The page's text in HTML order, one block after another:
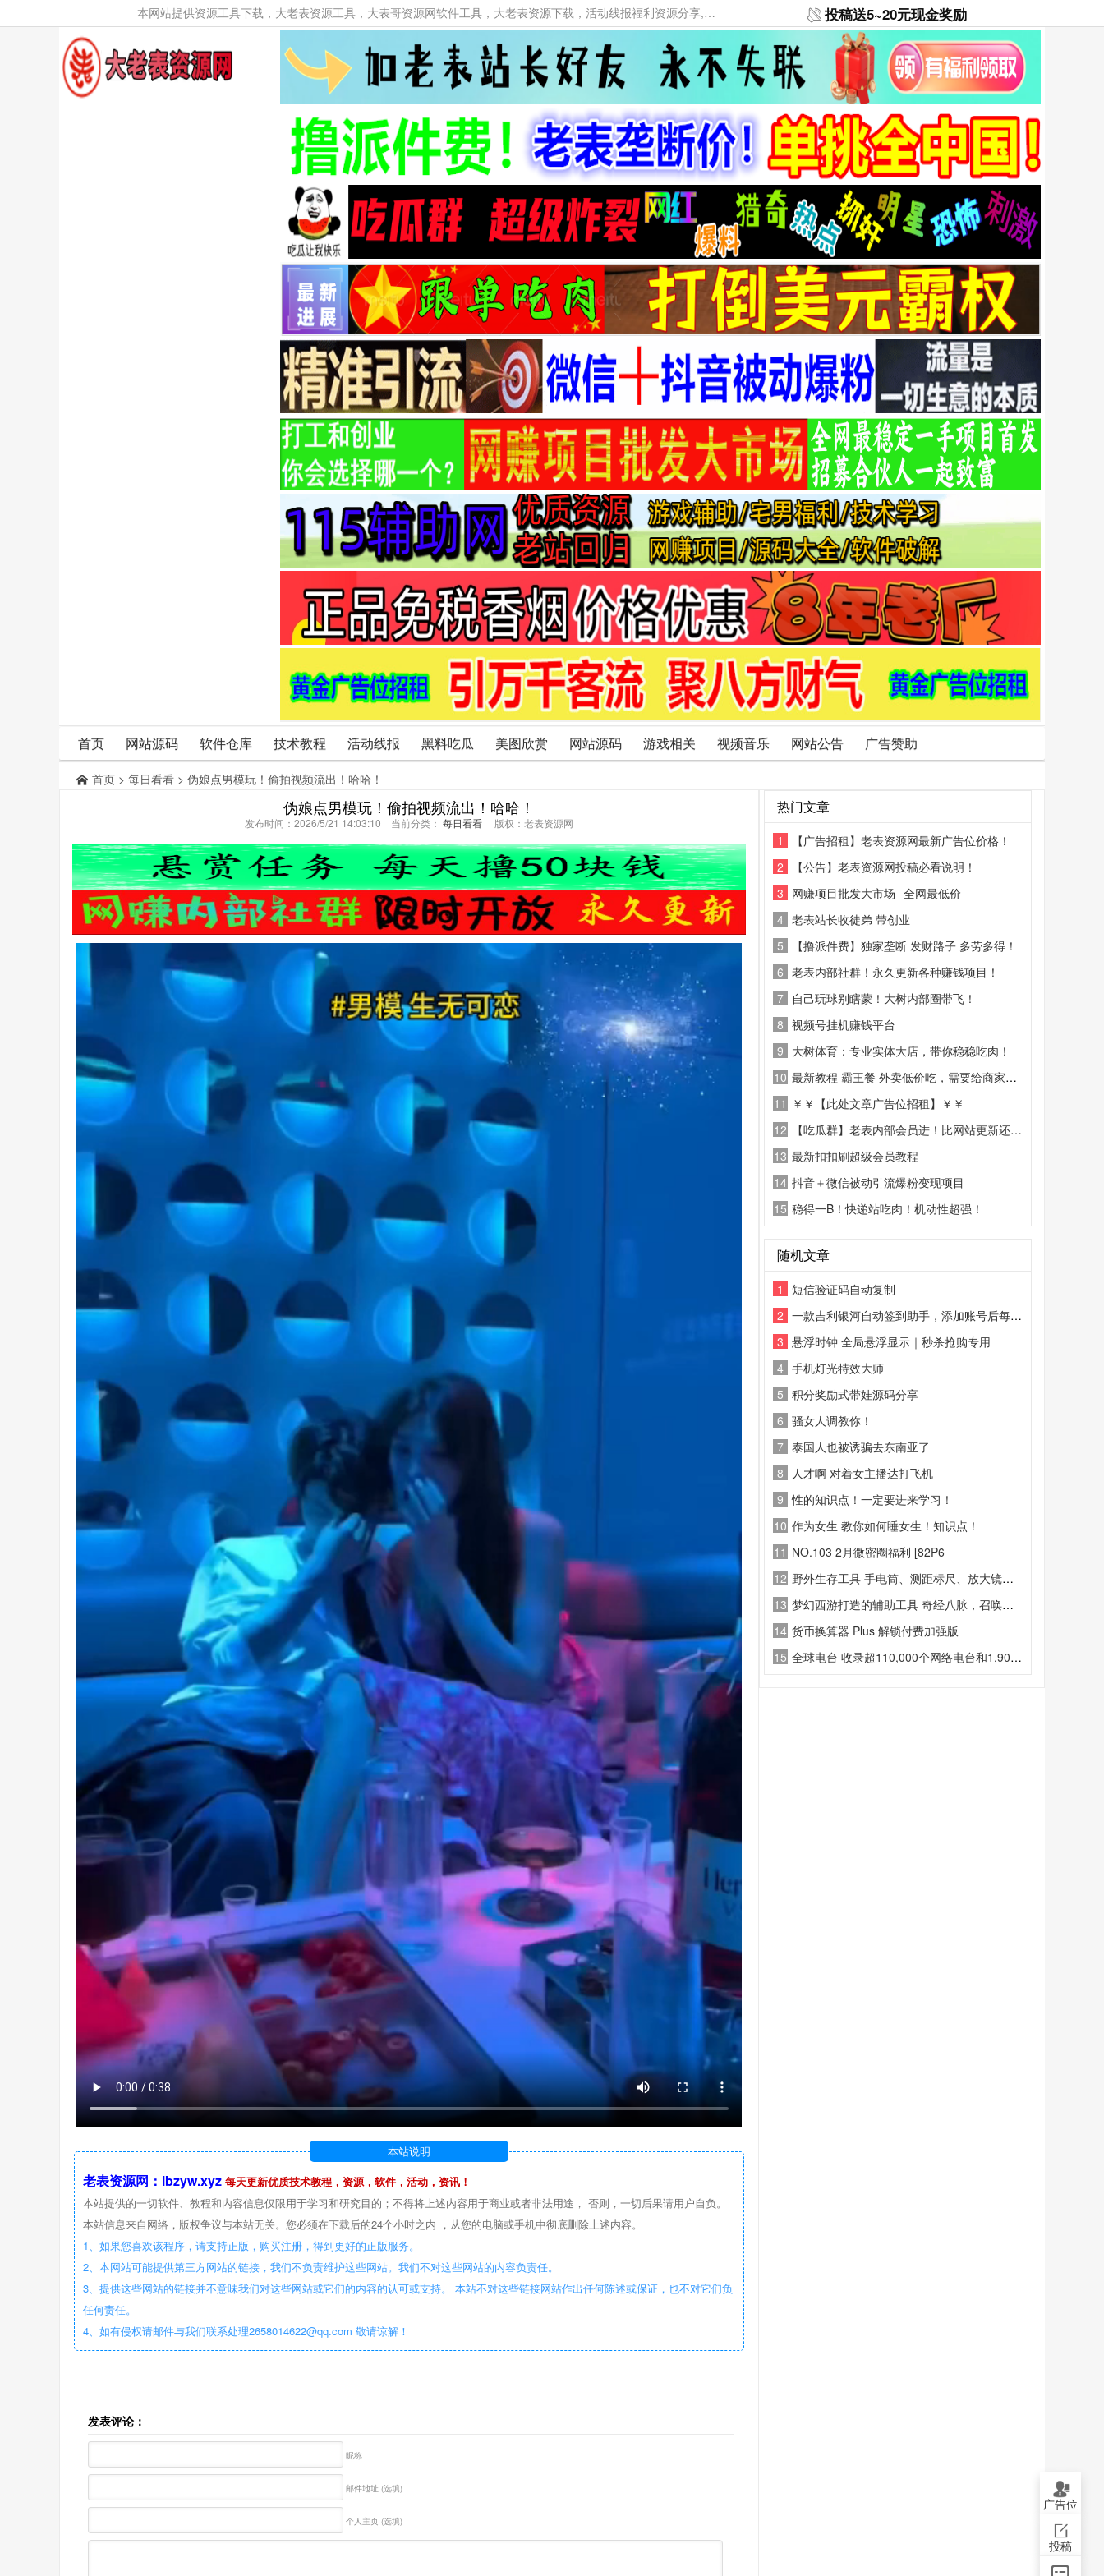
本网站提供资源工具下载，大老表资源工具，大表哥资源网软件工具，大老表资源下载，活动线报福利资源分享,活动线报，大型网游经典游戏，网络热门技术游戏辅助交流与分享。 投稿送5~20元现金奖励
首页 网站源码 软件仓库 技术教程 活动线报 黑料吃瓜 美图欣赏 网站源码 游戏相关 视频音乐 网站公告 广告赞助
首页 > 每日看看 > 伪娘点男模玩！偷拍视频流出！哈哈！
伪娘点男模玩！偷拍视频流出！哈哈！
发布时间：2026/5/21 14:03:10 当前分类： 每日看看 版权：老表资源网
本站说明
老表资源网：lbzyw.xyz 每天更新优质技术教程，资源，软件，活动，资讯！
本站提供的一切软件、教程和内容信息仅限用于学习和研究目的；不得将上述内容用于商业或者非法用途， 否则，一切后果请用户自负。
本站信息来自网络，版权争议与本站无关。您必须在下载后的24个小时之内 ，从您的电脑或手机中彻底删除上述内容。
1、如果您喜欢该程序，请支持正版，购买注册，得到更好的正版服务。
2、本网站可能提供第三方网站的链接，我们不负责维护这些网站。我们不对这些网站的内容负责任。
3、提供这些网站的链接并不意味我们对这些网站或它们的内容的认可或支持。 本站不对这些链接网站作出任何陈述或保证，也不对它们负
任何责任。
4、如有侵权请邮件与我们联系处理2658014622@qq.com 敬请谅解！
发表评论：
昵称
邮件地址 (选填)
个人主页 (选填)
热门文章
1
【广告招租】老表资源网最新广告位价格！
2
【公告】老表资源网投稿必看说明！
3 网赚项目批发大市场--全网最低价
4 老表站长收徒弟 带创业
5
【撸派件费】独家垄断 发财路子 多劳多得！
6 老表内部社群！永久更新各种赚钱项目！
7 自己玩球别瞎蒙！大树内部圈带飞！
8 视频号挂机赚钱平台
9 大树体育：专业实体大店，带你稳稳吃肉！
10 最新教程 霸王餐 外卖低价吃，需要给商家好评
11 ￥￥【此处文章广告位招租】￥￥
12
【吃瓜群】老表内部会员进！比网站更新还精彩！
13 最新扣扣刷超级会员教程
14 抖音＋微信被动引流爆粉变现项目
15 稳得一B！快递站吃肉！机动性超强！
随机文章
1
短信验证码自动复制
2 一款吉利银河自动签到助手，添加账号后每天自动签到，实现连续签到，不断签，解放双手，积分自由
3 悬浮时钟 全局悬浮显示｜秒杀抢购专用
4 手机灯光特效大师
5 积分奖励式带娃源码分享
6 骚女人调教你！
7 泰国人也被诱骗去东南亚了
8
人才啊 对着女主播达打飞机
9 性的知识点！一定要进来学习！
10 作为女生 教你如何睡女生！知识点！
11 NO.103 2月微密圈福利 [82P6
12 野外生存工具 手电筒、测距标尺、放大镜、野外打包清单、日落预警、坡度测算。
13 梦幻西游打造的辅助工具 奇经八脉，召唤兽，孩子，修炼，人物以及技能等
14 货币换算器 Plus 解锁付费加强版
15 全球电台 收录超110,000个网络电台和1,900,000个播客节目，覆盖全球国家和地区。
广告位
投稿